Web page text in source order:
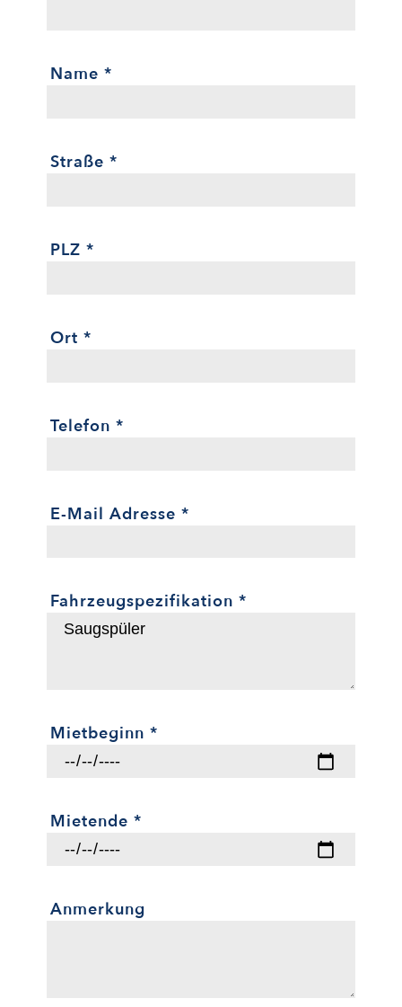
Name *
Straße *
PLZ *
Ort *
Telefon *
E-Mail Adresse *
Fahrzeugspezifikation *
Mietbeginn *
Mietende *
Anmerkung